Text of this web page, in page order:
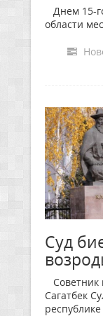
Днем 15-
области
Суд
Советник
Сагатбек